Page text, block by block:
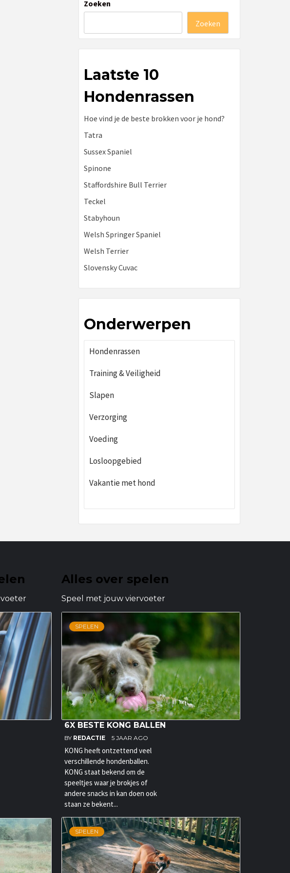
Zoeken
Zoeken
Laatste 10
Hondenrassen
Hoe vind je de beste brokken voor je hond?
Tatra
Sussex Spaniel
Spinone
Staffordshire Bull Terrier
Teckel
Stabyhoun
Welsh Springer Spaniel
Welsh Terrier
Slovensky Cuvac
Onderwerpen
Hondenrassen
Training & Veiligheid
Slapen
Verzorging
Voeding
Losloopgebied
Vakantie met hond
Alles over spelen
Speel met jouw viervoeter
SPELEN
6X BESTE KONG BALLEN
BY REDACTIE 5 JAAR AGO
KONG heeft ontzettend veel
verschillende hondenballen.
KONG staat bekend om de
speeltjes waar je brokjes of
andere snacks in kan doen ook
staan ze bekent...
SPELEN